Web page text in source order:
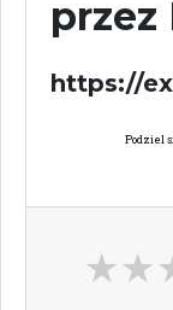
przez
https://
Podziel